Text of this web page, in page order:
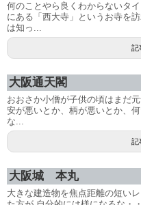
何のことやら良くわからないタ
にある「西大寺」というお寺を
は知っ...
記
大阪通天閣
おおさか小僧が子供の頃はまだ
安が悪いとか、柄が悪いとか、
な...
記
大阪城 本丸
大きな建造物を焦点距離の短い